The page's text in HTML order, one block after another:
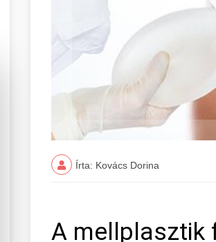
Írta: Kovács Dorina
A mellplasztik